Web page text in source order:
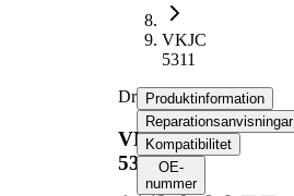
VKJC
5311
Drivaxel
VKJC
5311
Produktinformation
Reparationsanvisningar
Kompatibilitet
OE-
nummer